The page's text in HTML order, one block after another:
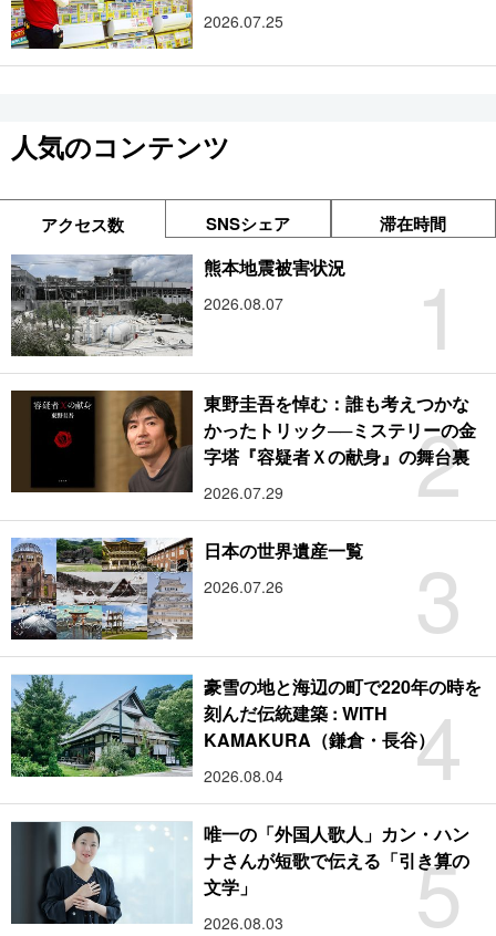
2026.07.25
人気のコンテンツ
アクセス数 SNSシェア 滞在時間
1
熊本地震被害状況
2026.08.07
2
東野圭吾を悼む：誰も考えつかな
かったトリック──ミステリーの金
字塔『容疑者Ｘの献身』の舞台裏
2026.07.29
3
日本の世界遺産一覧
2026.07.26
4
豪雪の地と海辺の町で220年の時を
刻んだ伝統建築 : WITH
KAMAKURA（鎌倉・長谷）
2026.08.04
5
唯一の「外国人歌人」カン・ハン
ナさんが短歌で伝える「引き算の
文学」
2026.08.03